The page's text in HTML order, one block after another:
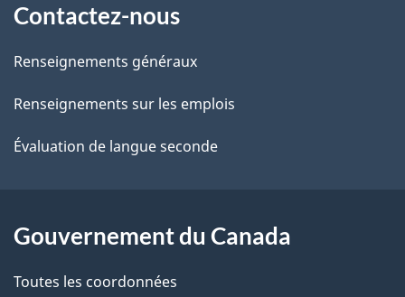
i
l
s
d
l
propos
de
ce
site
Contactez-nous
Renseignements généraux
Renseignements sur les emplois
Évaluation de langue seconde
Gouvernement du Canada
Toutes les coordonnées